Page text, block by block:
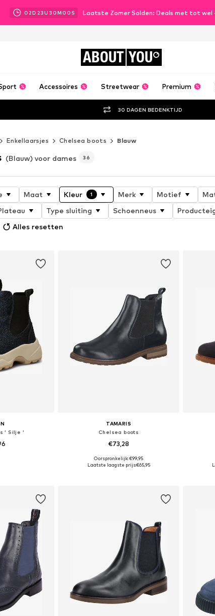
02D 23U 29M 59S Laatste Zomer Solden: Deals met tot wel
ABOUT YOU
Accessoires Streetwear Premium
30 DAGEN BEDENKTIJD
Enkellaarsjes Chelsea boots Blauw
(Blauw) voor dames 36
Maat Kleur 1 Merk Motief
Type sluiting Schoenneus
Alles resetten
' Silje '
TAMARIS
Chelsea boots
€73,28
+8
Beschikbare maten: 36, 37, 38, 39, 41, 42
Oorspronkelijk: €99,95
Laatste laagste prijs:€65,95